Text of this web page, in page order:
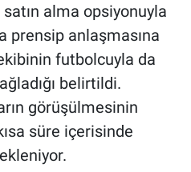
alma opsiyonuyla
prensip anlaşmasına
futbolcuyla da
belirtildi.
görüşülmesinin
süre içerisinde